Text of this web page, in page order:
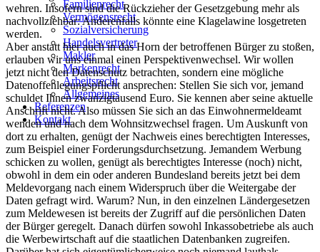
Familienrecht
Vermögensrecht
Sozialversicherung
Handelsvertreter
Makler
Markenrecht
Arbeitsrecht
Allgemeines
Referenzen
Kontakt
wehren. Insofern sind die Rückzieher der Gesetzgebung mehr als
nachvollziehbar: Anderenfalls könnte eine Klagelawine losgetreten
werden.
Aber anstatt hier auch in das Horn der betroffenen Bürger zu stoßen,
erlauben wir uns einmal einen Perspektivenwechsel. Wir wollen
jetzt nicht den Datenschutz betrachten, sondern eine mögliche
Datenoffenlegungspflicht ansprechen: Stellen Sie sich vor, jemand
schuldet Ihnen zwanzigtausend Euro. Sie kennen aber seine aktuelle
Anschrift nicht. Also müssen Sie sich an das Einwohnermeldeamt
wenden und nach dem Wohnsitzwechsel fragen. Um Auskunft von
dort zu erhalten, genügt der Nachweis eines berechtigten Interesses,
zum Beispiel einer Forderungsdurchsetzung. Jemandem Werbung
schicken zu wollen, genügt als berechtigtes Interesse (noch) nicht,
obwohl in dem ein oder anderen Bundesland bereits jetzt bei dem
Meldevorgang nach einem Widerspruch über die Weitergabe der
Daten gefragt wird. Warum? Nun, in den einzelnen Ländergesetzen
zum Meldewesen ist bereits der Zugriff auf die persönlichen Daten
der Bürger geregelt. Danach dürfen sowohl Inkassobetriebe als auch
die Werbewirtschaft auf die staatlichen Datenbanken zugreifen.